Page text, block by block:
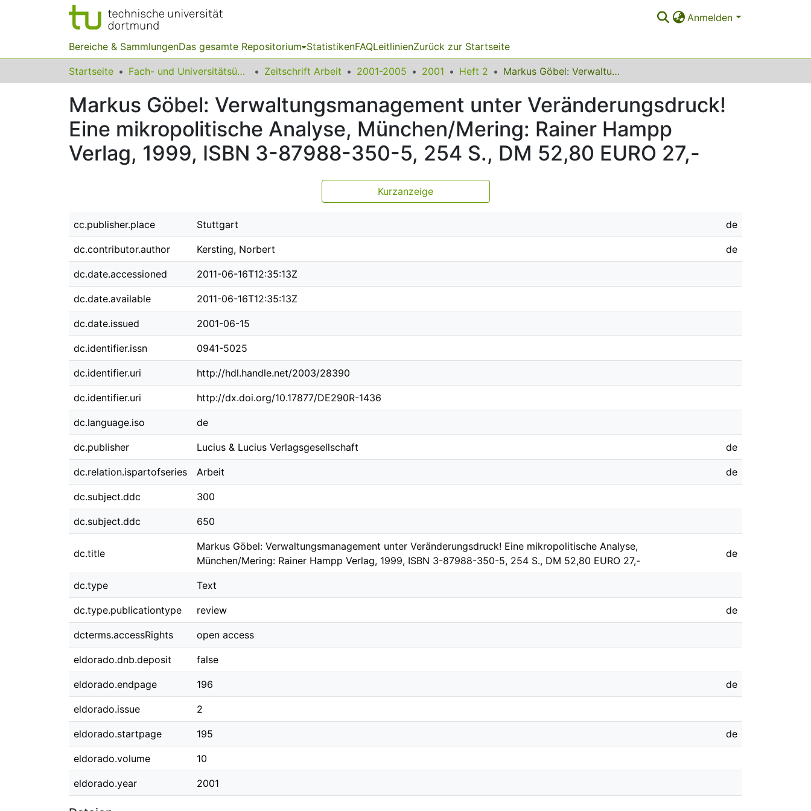
Anmelden
Bereiche & SammlungenDas gesamte Repositorium StatistikenFAQLeitlinienZurück zur Startseite
Startseite Fach- und Universitätsübergreifendes Zeitschrift Arbeit 2001-2005 2001 Heft 2 Markus Göbel: Verwaltungsmanagement unter Veränderungsdruck! Eine mikropolitische Analyse, München/Mering: Rainer Hampp Verlag, 1999, ISBN 3-87988-350-5, 254 S., DM 52,80 EURO 27,-
Markus Göbel: Verwaltungsmanagement unter Veränderungsdruck!
Eine mikropolitische Analyse, München/Mering: Rainer Hampp
Verlag, 1999, ISBN 3-87988-350-5, 254 S., DM 52,80 EURO 27,-
Kurzanzeige
cc.publisher.place Stuttgart de
dc.contributor.author Kersting, Norbert de
dc.date.accessioned 2011-06-16T12:35:13Z
dc.date.available 2011-06-16T12:35:13Z
dc.date.issued 2001-06-15
dc.identifier.issn 0941-5025
dc.identifier.uri http://hdl.handle.net/2003/28390
dc.identifier.uri http://dx.doi.org/10.17877/DE290R-1436
dc.language.iso de
dc.publisher Lucius & Lucius Verlagsgesellschaft de
dc.relation.ispartofseries Arbeit de
dc.subject.ddc 300
dc.subject.ddc 650
dc.title
Markus Göbel: Verwaltungsmanagement unter Veränderungsdruck! Eine mikropolitische Analyse,
München/Mering: Rainer Hampp Verlag, 1999, ISBN 3-87988-350-5, 254 S., DM 52,80 EURO 27,-
de
dc.type Text
dc.type.publicationtype review de
dcterms.accessRights open access
eldorado.dnb.deposit false
eldorado.endpage 196 de
eldorado.issue 2
eldorado.startpage 195 de
eldorado.volume 10
eldorado.year 2001